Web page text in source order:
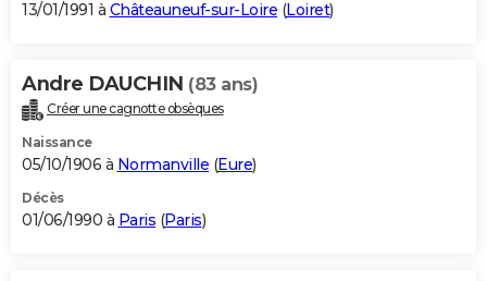
13/01/1991 à Châteauneuf-sur-Loire (Loiret)
Andre DAUCHIN (83 ans)
Créer une cagnotte obsèques
Naissance
05/10/1906 à Normanville (Eure)
Décès
01/06/1990 à Paris (Paris)